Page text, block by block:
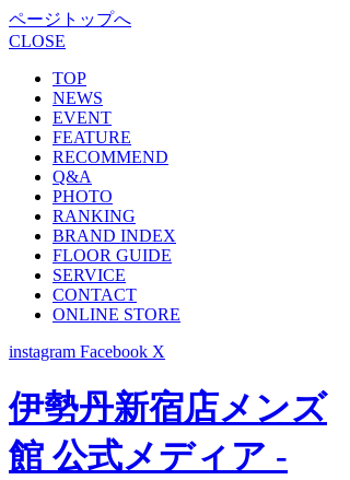
ページトップへ
CLOSE
TOP
NEWS
EVENT
FEATURE
RECOMMEND
Q&A
PHOTO
RANKING
BRAND INDEX
FLOOR GUIDE
SERVICE
CONTACT
ONLINE STORE
instagram Facebook X
伊勢丹新宿店メンズ
館 公式メディア -